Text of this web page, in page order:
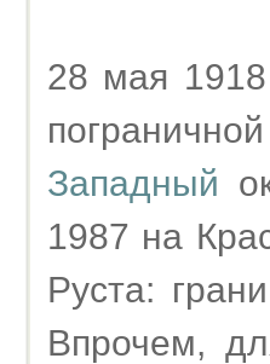
28 мая
Западный
1987 на
Руста:
Впрочем,